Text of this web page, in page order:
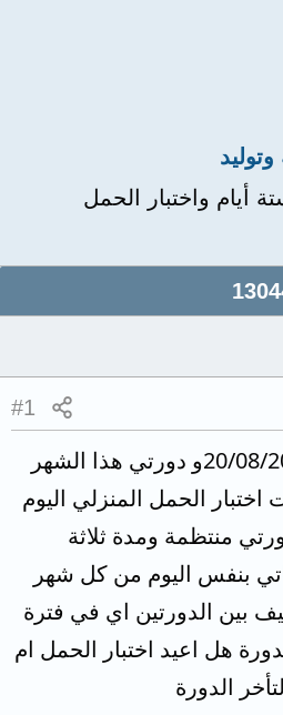
أيام واختبار الحمل
#1
اخر دورة لي كانت 20/08/2020و دورتي هذا الشهر
الحمل المنزلي اليوم
منتظمة ومدة ثلاثة
بنفس اليوم من كل شهر
بين الدورتين اي في فترة
هل اعيد اختبار الحمل ام
الدورة